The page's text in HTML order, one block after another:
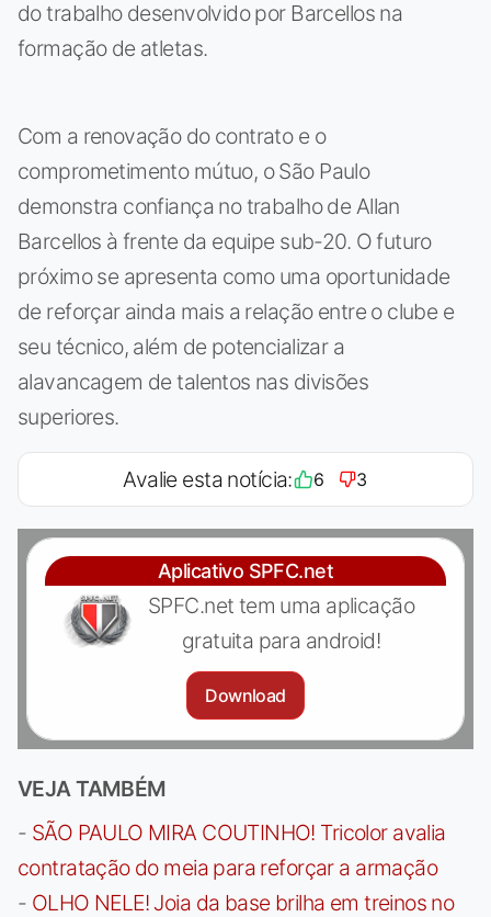
do trabalho desenvolvido por Barcellos na
formação de atletas.
Com a renovação do contrato e o
comprometimento mútuo, o São Paulo
demonstra confiança no trabalho de Allan
Barcellos à frente da equipe sub-20. O futuro
próximo se apresenta como uma oportunidade
de reforçar ainda mais a relação entre o clube e
seu técnico, além de potencializar a
alavancagem de talentos nas divisões
superiores.
Avalie esta notícia: 6 3
Aplicativo SPFC.net
SPFC.net tem uma aplicação
gratuita para android!
Download
VEJA TAMBÉM
- SÃO PAULO MIRA COUTINHO! Tricolor avalia
contratação do meia para reforçar a armação
- OLHO NELE! Joia da base brilha em treinos no